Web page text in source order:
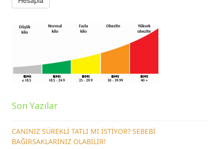
Son Yazılar
CANINIZ SÜREKLİ TATLI MI İSTİYOR? SEBEBİ
BAĞIRSAKLARINIZ OLABİLİR!